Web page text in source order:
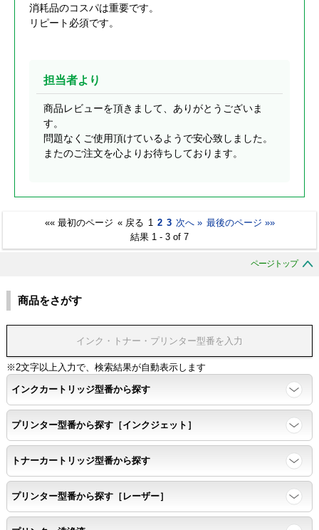
消耗品のコスパは重要です。
リピート必須です。
担当者より
商品レビューを頂きまして、ありがとうございま
す。
問題なくご使用頂けているようで安心致しました。
またのご注文を心よりお待ちしております。
«« 最初のページ « 戻る 1 2 3 次へ » 最後のページ »»
結果 1 - 3 of 7
ページトップ
商品をさがす
※2文字以上入力で、検索結果が自動表示します
インクカートリッジ型番から探す
プリンター型番から探す［インクジェット］
トナーカートリッジ型番から探す
プリンター型番から探す［レーザー］